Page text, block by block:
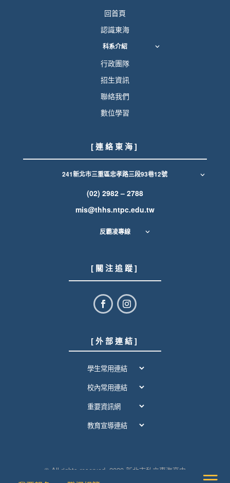
回首頁
認識東海
科系介紹
行政團隊
招生資訊
聯絡我們
數位學習
[ 連 絡 東 海 ]
241新北市三重區忠孝路三段93巷12號
(02) 2982 – 2788
mis@thhs.ntpc.edu.tw
反霸凌專線
[ 關 注 追 蹤 ]
[ 外 部 連 結 ]
© All rights reserved. 2020 新北市私立東海高中